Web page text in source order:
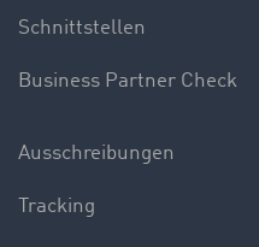
Schnittstellen
Business Partner Check
Ausschreibungen
Tracking